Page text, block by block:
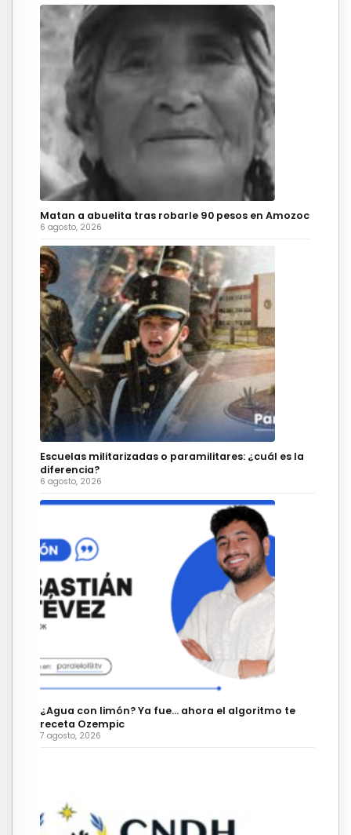
Matan a abuelita tras robarle 90 pesos en Amozoc
6 agosto, 2026
Escuelas militarizadas o paramilitares: ¿cuál es la
diferencia?
6 agosto, 2026
¿Agua con limón? Ya fue… ahora el algoritmo te
receta Ozempic
7 agosto, 2026